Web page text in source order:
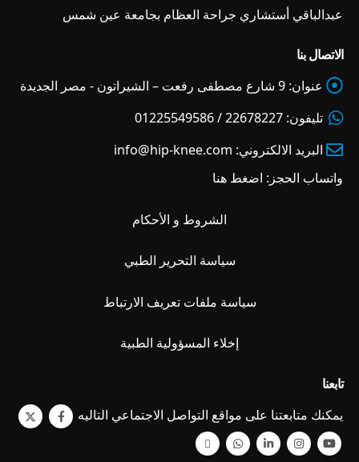
عبدالباقي أستشاري جراحة العظام بجامعة عين شمس
الاتصال بنا
عنوان: 9 شارع مصطفى رفعت – الشيراتون - مصر الجديدة
تليفون: 22678227 / 01225549586
البريد الالكتروني: info@hip-knee.com
واتساب الحجز: اضغط هنا
الشروط و الأحكام
سياسة التحرير الطبي
سياسة ملفات تعريف الارتباط
إخلاء المسؤولية الطبية
تابعنا
يمكنك متابعتنا على مواقع التواصل الاجتماعي التاليه